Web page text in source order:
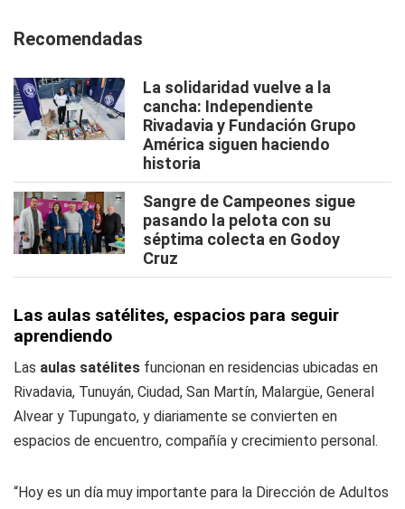
Recomendadas
La solidaridad vuelve a la
cancha: Independiente
Rivadavia y Fundación Grupo
América siguen haciendo
historia
Sangre de Campeones sigue
pasando la pelota con su
séptima colecta en Godoy
Cruz
Las aulas satélites, espacios para seguir
aprendiendo
Las aulas satélites funcionan en residencias ubicadas en
Rivadavia, Tunuyán, Ciudad, San Martín, Malargüe, General
Alvear y Tupungato, y diariamente se convierten en
espacios de encuentro, compañía y crecimiento personal.
“Hoy es un día muy importante para la Dirección de Adultos